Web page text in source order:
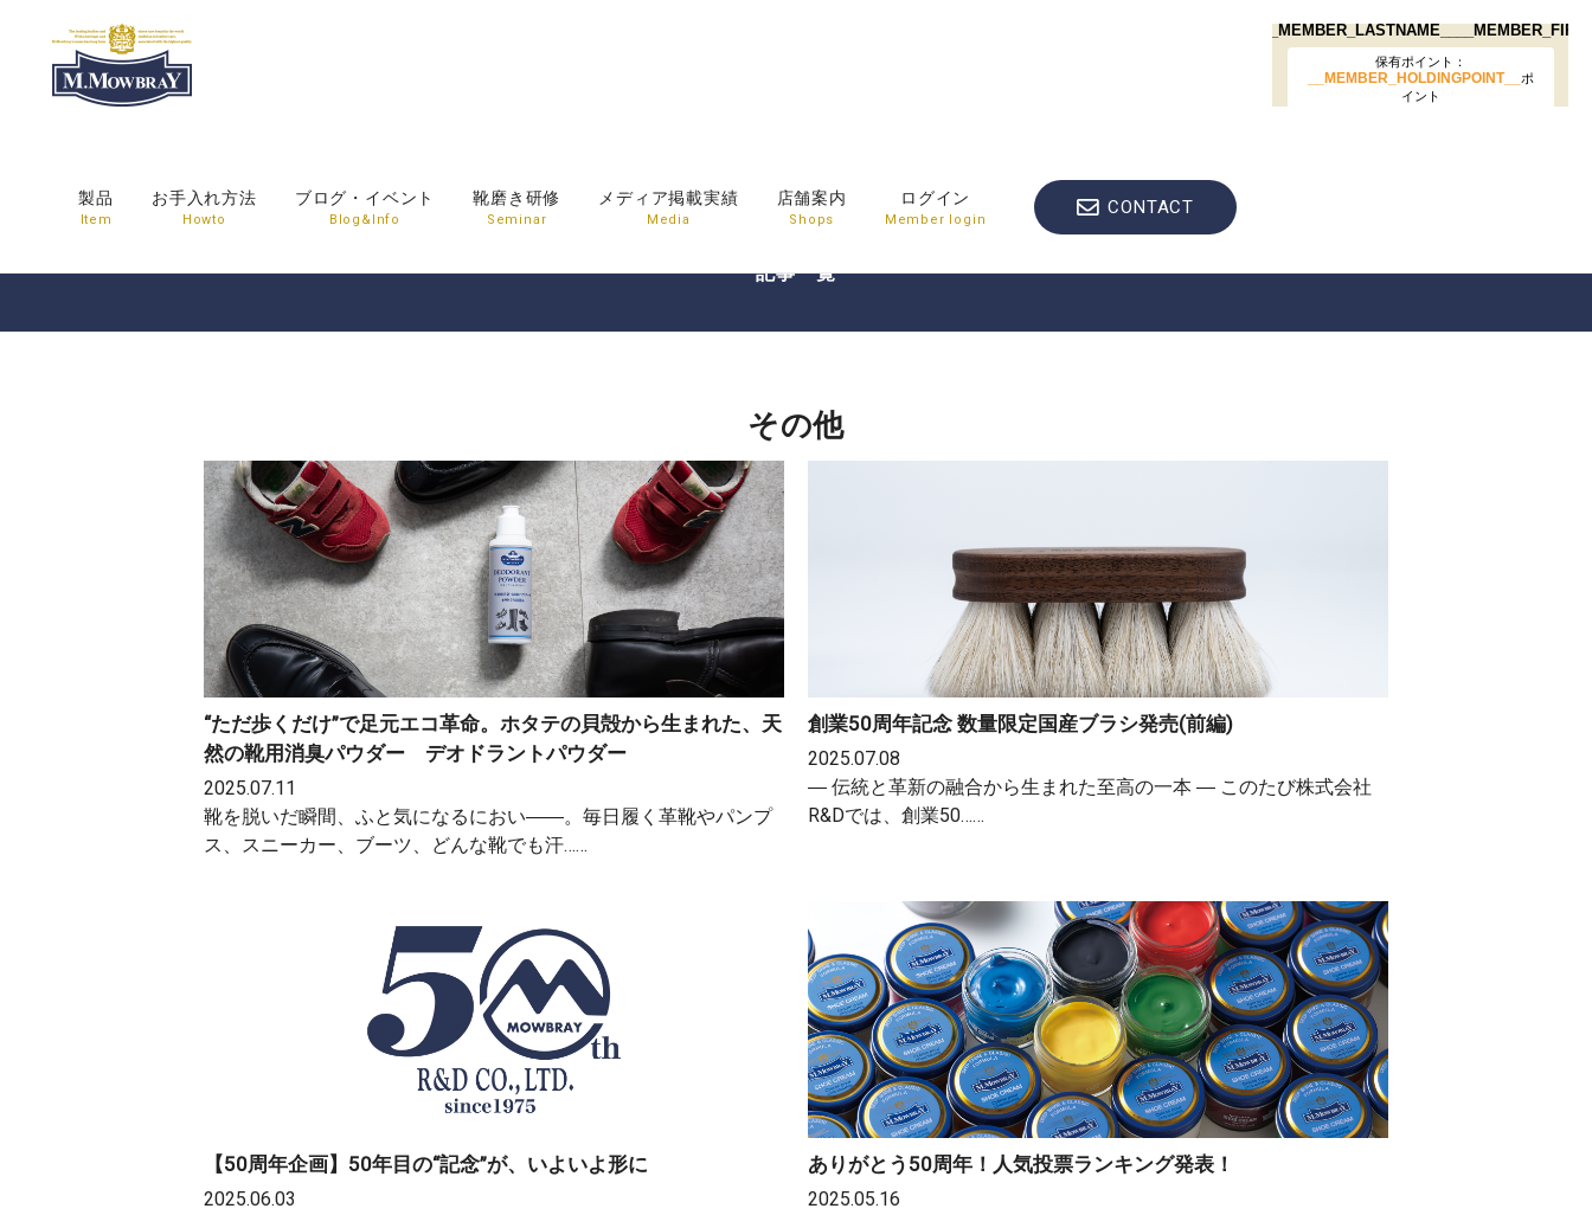
製品
Item
お手入れ方法
Howto
ブログ・イベント
Blog&Info
靴磨き研修
Seminar
メディア掲載実績
Media
店舗案内
Shops
ログイン
Member login
CONTACT
その他
記事一覧
その他
“ただ歩くだけ”で足元エコ革命。ホタテの貝殻から生まれた、天
然の靴用消臭パウダー デオドラントパウダー
2025.07.11
靴を脱いだ瞬間、ふと気になるにおい――。毎日履く革靴やパンプ
ス、スニーカー、ブーツ、どんな靴でも汗……
創業50周年記念 数量限定国産ブラシ発売(前編)
2025.07.08
― 伝統と革新の融合から生まれた至高の一本 ― このたび株式会社
R&Dでは、創業50……
【50周年企画】50年目の“記念”が、いよいよ形に
2025.06.03
ありがとう50周年！人気投票ランキング発表！
2025.05.16